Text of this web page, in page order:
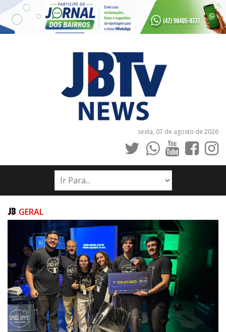
sexta, 07 de agosto de 2026
INÍCIO
NOTÍCIAS
PUBLICAÇÕES LEGAIS
CONTATO
GERAL